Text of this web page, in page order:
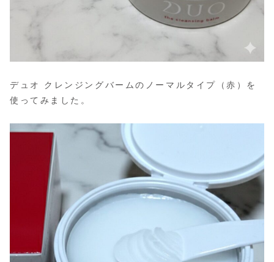
デュオ クレンジングバームのノーマルタイプ（赤）を
使ってみました。